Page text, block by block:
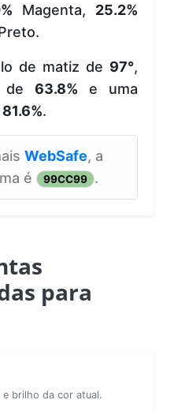
Magenta, 25.2%
de matiz de 97°,
de 63.8% e uma
81.6%.
WebSafe, a
é
99CC99 .
para
brilho da cor atual.